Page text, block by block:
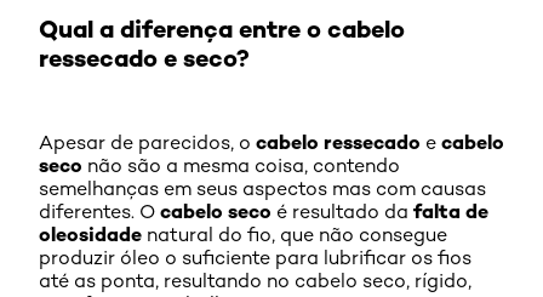
Qual a diferença entre o cabelo
ressecado e seco?
Apesar de parecidos, o cabelo ressecado e cabelo
seco não são a mesma coisa, contendo
semelhanças em seus aspectos mas com causas
diferentes. O cabelo seco é resultado da falta de
oleosidade natural do fio, que não consegue
produzir óleo o suficiente para lubrificar os fios
até as ponta, resultando no cabelo seco, rígido,